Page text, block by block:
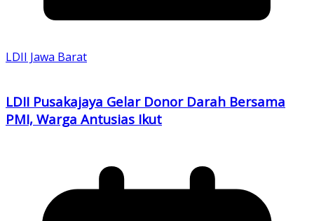
LDII Jawa Barat
LDII Pusakajaya Gelar Donor Darah Bersama
PMI, Warga Antusias Ikut